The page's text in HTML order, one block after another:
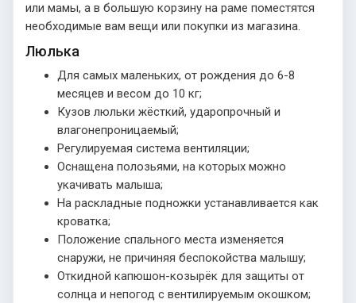
или мамы, а в большую корзину на раме поместятся
необходимые вам вещи или покупки из магазина.
Люлька
Для самых маленьких, от рождения до 6-8
месяцев и весом до 10 кг;
Кузов люльки жёсткий, ударопрочный и
влагонепроницаемый;
Регулируемая система вентиляции;
Оснащена полозьями, на которых можно
укачивать малыша;
На раскладные подножки устанавливается как
кроватка;
Положение спального места изменяется
снаружи, не причиняя беспокойства малышу;
Откидной капюшон-козырёк для защиты от
солнца и непогод с вентилируемым окошком;